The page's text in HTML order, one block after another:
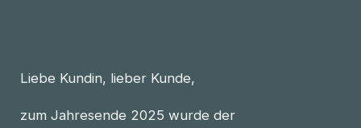
Liebe Kundin, lieber Kunde,
zum Jahresende 2025 wurde der